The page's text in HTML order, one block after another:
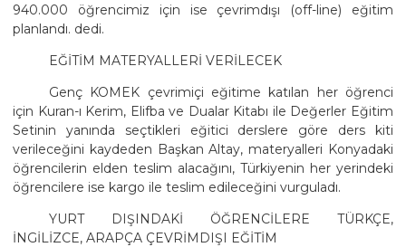
940.000 öğrencimiz için ise çevrimdışı (off-line) eğitim
planlandı. dedi.
EĞİTİM MATERYALLERİ VERİLECEK
Genç KOMEK çevrimiçi eğitime katılan her öğrenci
için Kuran-ı Kerim, Elifba ve Dualar Kitabı ile Değerler Eğitim
Setinin yanında seçtikleri eğitici derslere göre ders kiti
verileceğini kaydeden Başkan Altay, materyalleri Konyadaki
öğrencilerin elden teslim alacağını, Türkiyenin her yerindeki
öğrencilere ise kargo ile teslim edileceğini vurguladı.
YURT DIŞINDAKİ ÖĞRENCİLERE TÜRKÇE,
İNGİLİZCE, ARAPÇA ÇEVRİMDIŞI EĞİTİM